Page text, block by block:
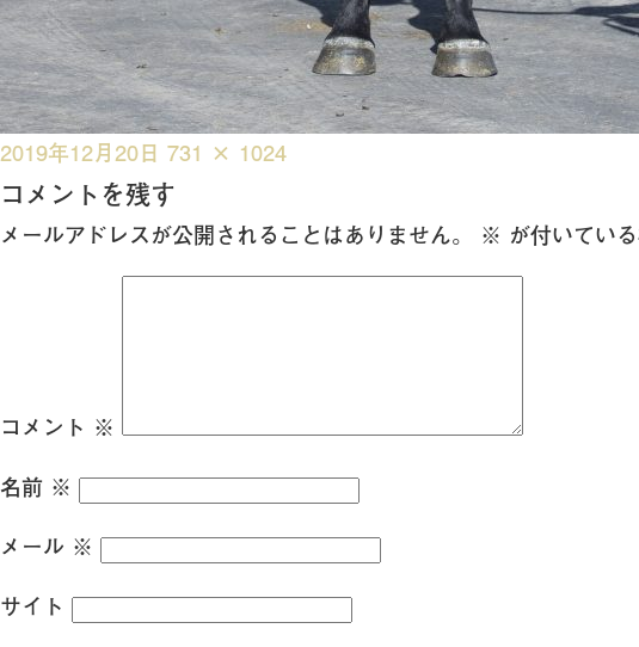
投
稿
日:
2019年12月20日 フ
ル
サ
731 × 1024
コメントを残す
メールアドレスが公開されることはありません。 ※ が付いてい
コメント ※
名前 ※
メール ※
サイト